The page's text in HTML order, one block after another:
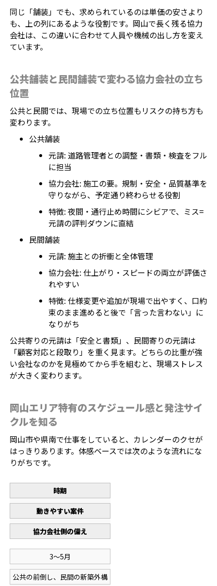
同じ「舗装」でも、求められているのは単価の安さより
も、上の列にあるような役割です。岡山で長く残る協力
会社は、この違いに合わせて人員や機械の出し方を変え
ています。
公共舗装と民間舗装で変わる協力会社の立ち
位置
公共と民間では、現場での立ち位置もリスクの持ち方も
変わります。
公共舗装
元請: 道路管理者との調整・書類・検査をフル
に担当
協力会社: 施工の要。規制・安全・品質基準を
守りながら、予定通り終わらせる役割
特徴: 夜間・通行止め時間にシビアで、ミス=
元請の評判ダウンに直結
民間舗装
元請: 施主との折衝と全体管理
協力会社: 仕上がり・スピードの両立が評価さ
れやすい
特徴: 仕様変更や追加が現場で出やすく、口約
束のまま進めると後で「言った言わない」に
なりがち
公共寄りの元請は「安全と書類」、民間寄りの元請は
「顧客対応と段取り」を重く見ます。どちらの比重が強
い会社なのかを見極めてから手を組むと、現場ストレス
が大きく変わります。
岡山エリア特有のスケジュール感と発注サイ
クルを知る
岡山市や県南で仕事をしていると、カレンダーのクセが
はっきりあります。体感ベースでは次のような流れにな
りがちです。
時期
動きやすい案件
協力会社側の備え
3〜5月
公共の前倒し、民間の新築外構